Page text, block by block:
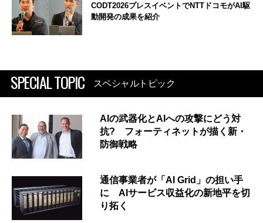
CODT2026プレスイベントでNTTドコモがAI駆
動開発の成果を紹介
SPECIAL TOPIC スペシャルトピック
AIの武器化とAIへの攻撃にどう対
抗? フォーティネットが描く新・
防御戦略
通信事業者が「AI Grid」の担い手
に AIサービス収益化の新地平を切
り拓く